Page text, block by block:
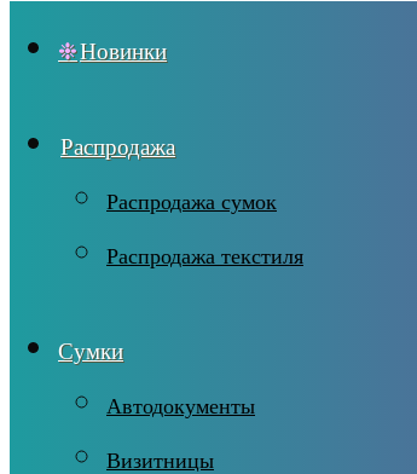
Новинки
Распродажа
Распродажа сумок
Распродажа текстиля
Сумки
Автодокументы
Визитницы